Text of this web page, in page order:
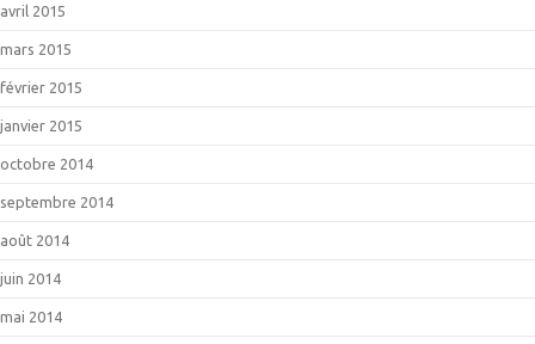
avril 2015
mars 2015
février 2015
janvier 2015
octobre 2014
septembre 2014
août 2014
juin 2014
mai 2014